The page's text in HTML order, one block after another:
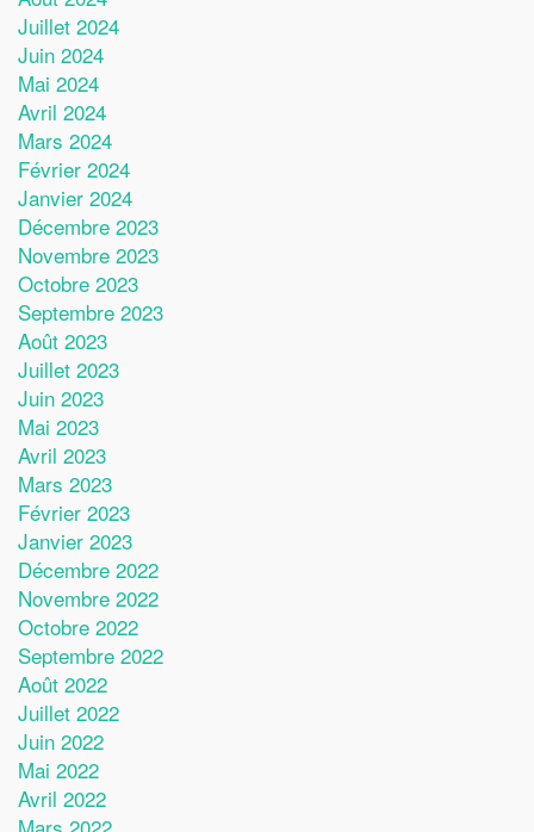
Juillet 2024
Juin 2024
Mai 2024
Avril 2024
Mars 2024
Février 2024
Janvier 2024
Décembre 2023
Novembre 2023
Octobre 2023
Septembre 2023
Août 2023
Juillet 2023
Juin 2023
Mai 2023
Avril 2023
Mars 2023
Février 2023
Janvier 2023
Décembre 2022
Novembre 2022
Octobre 2022
Septembre 2022
Août 2022
Juillet 2022
Juin 2022
Mai 2022
Avril 2022